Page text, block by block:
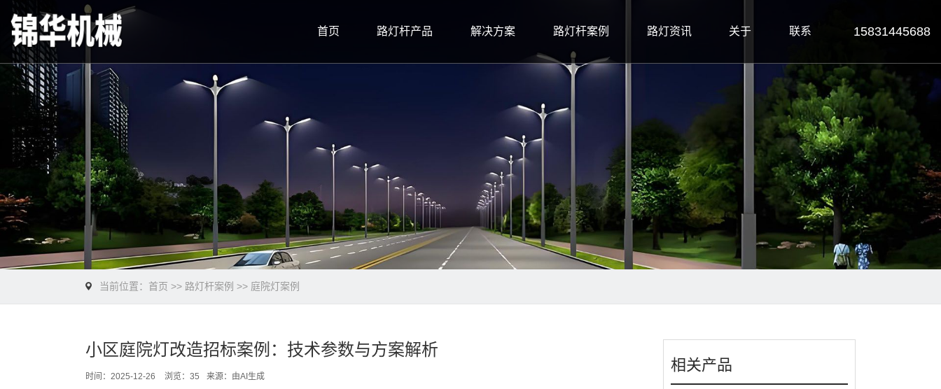
首页 路灯杆产品 解决方案 路灯杆案例 路灯资讯 关于 联系 15831445688
当前位置： 首页 >> 路灯杆案例 >> 庭院灯案例
小区庭院灯改造招标案例：技术参数与方案解析
时间：2025-12-26 浏览：35 来源：由AI生成
相关产品